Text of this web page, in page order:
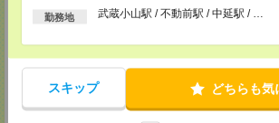
以上
勤務地 武蔵小山駅 / 不動前駅 / 中延駅 / …
スキップ どちらも気
藤沢支店
神奈川県藤沢市鵠沼石上1丁目5番2号
日本生命藤沢ビル2階
TEL：0120-713-515
担当：採用担当
甲府支店